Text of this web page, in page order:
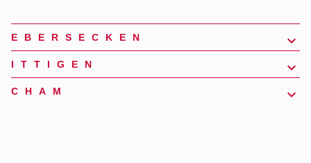
EBERSECKEN
ITTIGEN
CHAM